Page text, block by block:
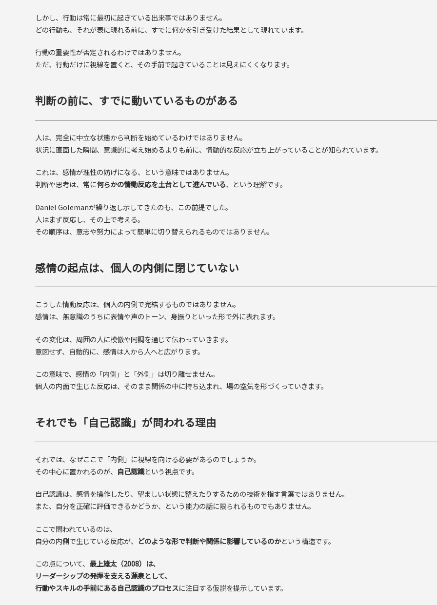
しかし、行動は常に最初に起きている出来事ではありません。
どの行動も、それが表に現れる前に、すでに何かを引き受けた結果として現れています。
行動の重要性が否定されるわけではありません。
ただ、行動だけに視線を置くと、その手前で起きていることは見えにくくなります。
判断の前に、すでに動いているものがある
人は、完全に中立な状態から判断を始めているわけではありません。
状況に直面した瞬間、意識的に考え始めるよりも前に、情動的な反応が立ち上がっていることが知られています。
これは、感情が理性の妨げになる、という意味ではありません。
判断や思考は、常に何らかの情動反応を土台として進んでいる、という理解です。
Daniel Golemanが繰り返し示してきたのも、この前提でした。
人はまず反応し、その上で考える。
その順序は、意志や努力によって簡単に切り替えられるものではありません。
感情の起点は、個人の内側に閉じていない
こうした情動反応は、個人の内側で完結するものではありません。
感情は、無意識のうちに表情や声のトーン、身振りといった形で外に表れます。
その変化は、周囲の人に模倣や同調を通じて伝わっていきます。
意図せず、自動的に、感情は人から人へと広がります。
この意味で、感情の「内側」と「外側」は切り離せません。
個人の内面で生じた反応は、そのまま関係の中に持ち込まれ、場の空気を形づくっていきます。
それでも「自己認識」が問われる理由
それでは、なぜここで「内側」に視線を向ける必要があるのでしょうか。
その中心に置かれるのが、 自己認識という視点です。
自己認識は、感情を操作したり、望ましい状態に整えたりするための技術を指す言葉ではありません。
また、自分を正確に評価できるかどうか、という能力の話に限られるものでもありません。
ここで問われているのは、
自分の内側で生じている反応が、
どのような形で判断や関係に影響しているのかという構造です。
この点について、 最上雄太（2008）は、
リーダーシップの発揮を支える源泉として、
行動やスキルの手前にある自己認識のプロセスに注目する仮説を提示しています。